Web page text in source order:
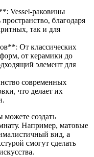
Vessel-раковины
благодаря
так и для
От классических
от керамики до
элемент для
современных
что делает их
создать
Например, матовые
вид, а
смогут сделать